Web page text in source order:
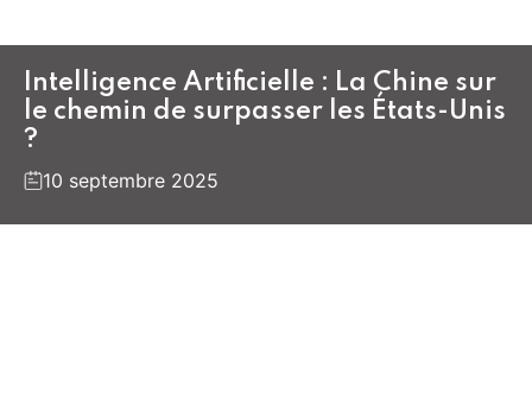
Intelligence Artificielle : La Chine sur
le chemin de surpasser les États-Unis
?
10 septembre 2025